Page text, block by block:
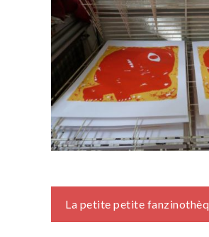
La petite petite